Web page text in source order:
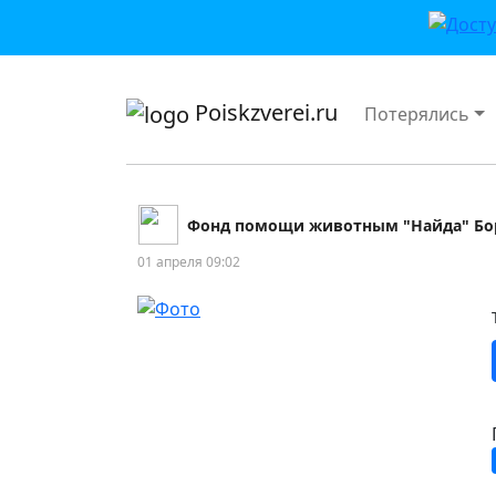
Poiskzverei.ru Потерялись
Фонд помощи животным "Найда"
01 апреля 09:02